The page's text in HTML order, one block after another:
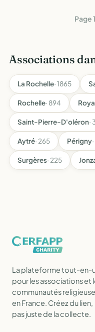
Page
Associations
La Rochelle· 1865
Rochelle· 894
Saint-Pierre-D'oléron·
Aytré· 265 Périgny
Surgères· 225
La plateforme tout-en-
pour les associations et
communautés
en France. Créez du lien,
pas juste de la collecte.